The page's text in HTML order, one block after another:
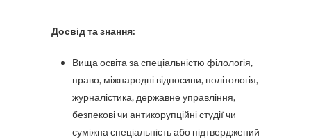
Досвід та знання:
Вища освіта за спеціальністю філологія,
право, міжнародні відносини, політологія,
журналістика, державне управління,
безпекові чи антикорупційні студії чи
суміжна спеціальність або підтверджений